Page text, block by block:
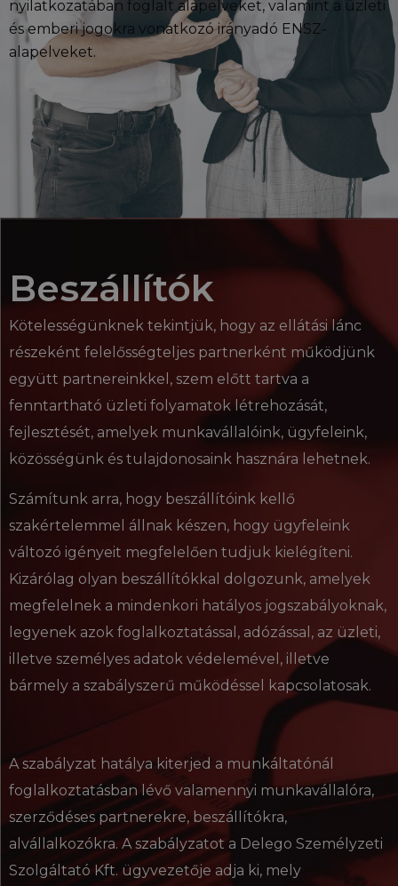
nyilatkozatában foglalt alapelveket, valamint a üzleti
és emberi jogokra vonatkozó irányadó ENSZ-
alapelveket.
Beszállítók
Kötelességünknek tekintjük, hogy az ellátási lánc
részeként felelősségteljes partnerként működjünk
együtt partnereinkkel, szem előtt tartva a
fenntartható üzleti folyamatok létrehozását,
fejlesztését, amelyek munkavállalóink, ügyfeleink,
közösségünk és tulajdonosaink hasznára lehetnek.
Számítunk arra, hogy beszállítóink kellő
szakértelemmel állnak készen, hogy ügyfeleink
változó igényeit megfelelően tudjuk kielégíteni.
Kizárólag olyan beszállítókkal dolgozunk, amelyek
megfelelnek a mindenkori hatályos jogszabályoknak,
legyenek azok foglalkoztatással, adózással, az üzleti,
illetve személyes adatok védelemével, illetve
bármely a szabályszerű működéssel kapcsolatosak.
A szabályzat hatálya kiterjed a munkáltatónál
foglalkoztatásban lévő valamennyi munkavállalóra,
szerződéses partnerekre, beszállítókra,
alvállalkozókra. A szabályzatot a Delego Személyzeti
Szolgáltató Kft. ügyvezetője adja ki, mely